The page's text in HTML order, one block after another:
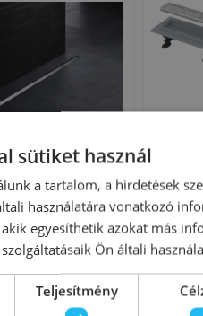
zuhanyfolyóka
besüllyesztett,
rozsdamentes acél
(154450001)
148247
154.450.00.1
129 500 Ft
ALCA
Simple
sütiket használ
a tartalom, a hirdetések
használatára vonatkozó
egyesíthetik azokat más
Ön általi
Teljesítmény